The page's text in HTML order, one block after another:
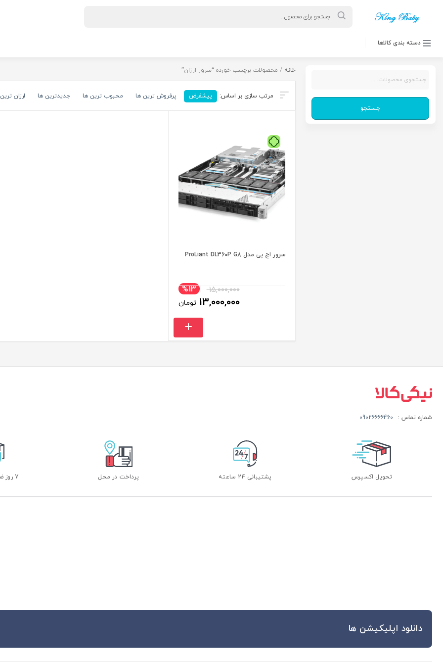
search
دسته بندی کالاها
جستجو
خانه / محصولات برچسب خورده “سرور ارزان”
پیشفرض پرفروش ترین ها محبوب ترین ها جدیدترین ها ارزان
سرور اچ پی مدل ProLiant DL360P G8
۱۵,۰۰۰,۰۰۰
قیمت اصلی: ۱۳,۰۰۰,۰۰۰ تومان
%13
شماره تماس : 09026666460
تحویل اکسپرس پشتیبانی 24 ساعته پرداخت در محل 7 روز ضمانت بازگشت
دانلود اپلیکیشن ها